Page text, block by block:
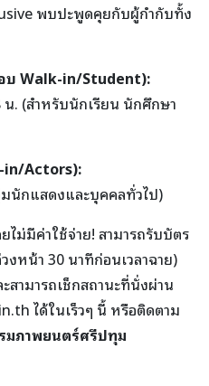
พบปะพูดคุยกับผู้กำกับทั้ง
บ Walk-in/Student):
น. (สำหรับนักเรียน นักศึกษา
in/Actors):
มนักแสดงและบุคคลทั่วไป)
ไม่มีค่าใช้จ่าย! สามารถรับบัตร
หน้า 30 นาทีก่อนเวลาฉาย)
สามารถเช็กสถานะที่นั่งผ่าน
ได้ในเร็วๆ นี้ หรือติดตาม
มภาพยนตร์ศรีปทุม